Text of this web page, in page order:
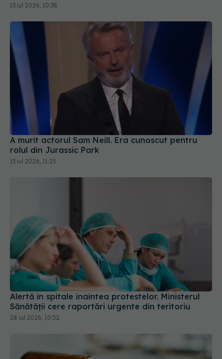
13 iul 2026, 10:38
A murit actorul Sam Neill. Era cunoscut pentru
rolul din Jurassic Park
13 iul 2026, 11:23
Alertă în spitale înaintea protestelor. Ministerul
Sănătății cere raportări urgente din teritoriu
28 iul 2026, 10:52